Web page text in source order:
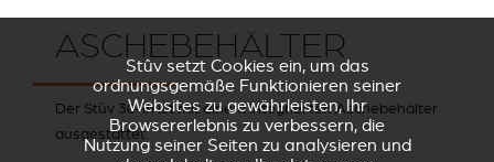
ASCHEBEHÄLTER
Der Stûv 30-in ist mit einem integrierten Aschebehälter
ausgestattet.
Stûv setzt Cookies ein, um das
ordnungsgemäße Funktionieren seiner
Websites zu gewährleisten, Ihr
Browsererlebnis zu verbessern, die
Nutzung seiner Seiten zu analysieren und